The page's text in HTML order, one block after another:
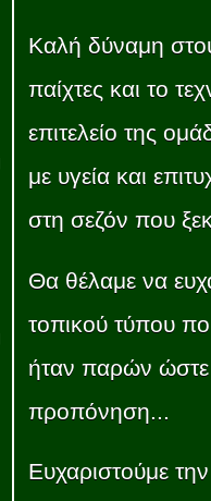
Καλή δύναμη
παίχτες και το
επιτελείο της
με υγεία και
στη σεζόν που
Θα θέλαμε να
τοπικού τύπου
ήταν παρών
προπόνηση...
Ευχαριστούμε